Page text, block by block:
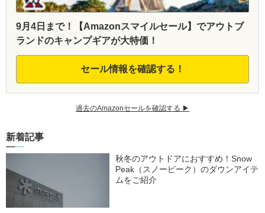
9月4日まで！【Amazonスマイルセール】でアウトブ
ランドのキャンプギアが大特価！
セール情報を確認する！
過去のAmazonセールを確認する ▶︎
新着記事
秋冬のアウトドアにおすすめ！Snow
Peak（スノーピーク）のダウンアイテ
ムをご紹介